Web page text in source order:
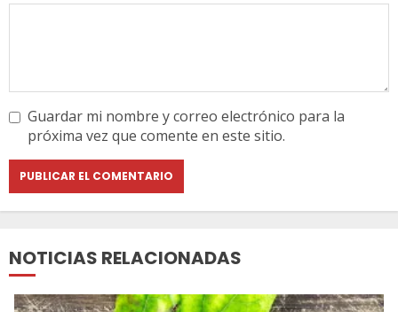
Guardar mi nombre y correo electrónico para la
próxima vez que comente en este sitio.
NOTICIAS RELACIONADAS